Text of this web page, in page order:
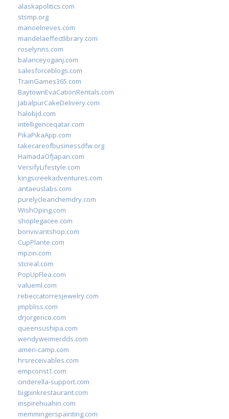
alaskapolitics.com
stsmp.org
manoelneves.com
mandelaeffectlibrary.com
roselynns.com
balanceyoganj.com
salesforceblogs.com
TrainGames365.com
BaytownEvaCationRentals.com
JabalpurCakeDelivery.com
halobjd.com
intelligenceqatar.com
PikaPikaApp.com
takecareofbusinessdfw.org
HamadaOfJapan.com
VersifyLifestyle.com
kingscreekadventures.com
antaeuslabs.com
purelycleanchemdry.com
WishOping.com
shoplegacee.com
bonvivantshop.com
CupPlante.com
mpzin.com
stcreal.com
PopUpFlea.com
valueml.com
rebeccatorresjewelry.com
jmpbliss.com
drjorgerico.com
queensushipa.com
wendyweimerdds.com
ameri-camp.com
hrsreceivables.com
empconst1.com
cinderella-support.com
bigpinkrestaurant.com
inspirehuahin.com
memmingerspainting.com